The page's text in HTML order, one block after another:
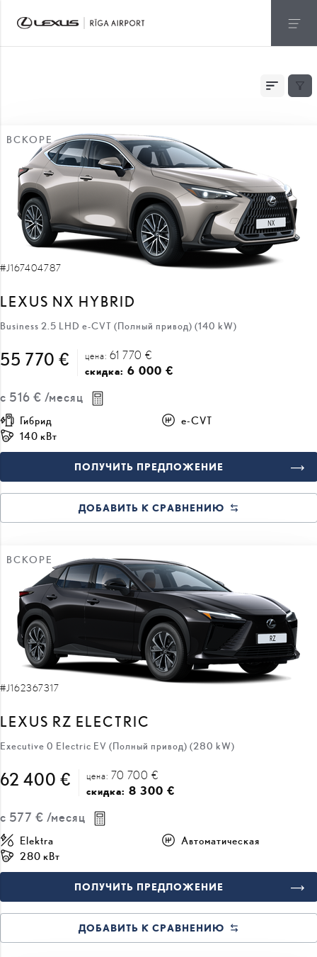
ВСКОРЕ
#J167404787
LEXUS NX HYBRID
Business 2.5 LHD e-CVT (Полный привод) (140 kW)
55 770 € цена: 61 770 €
скидка: 6 000 €
с 516 € /месяц
Гибрид
e-CVT
140 кВт
ПОЛУЧИТЬ ПРЕДЛОЖЕНИЕ
ДОБАВИТЬ К СРАВНЕНИЮ
ВСКОРЕ
#J162367317
LEXUS RZ ELECTRIC
Executive 0 Electric EV (Полный привод) (280 kW)
62 400 € цена: 70 700 €
скидка: 8 300 €
с 577 € /месяц
Elektra
Автоматическая
280 кВт
ПОЛУЧИТЬ ПРЕДЛОЖЕНИЕ
ДОБАВИТЬ К СРАВНЕНИЮ